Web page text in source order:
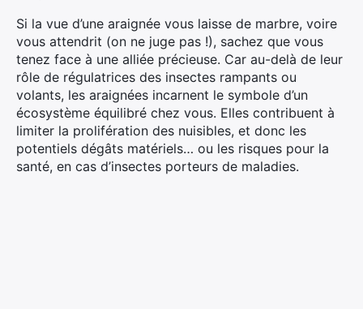
Si la vue d’une araignée vous laisse de marbre, voire
vous attendrit (on ne juge pas !), sachez que vous
tenez face à une alliée précieuse. Car au-delà de leur
rôle de régulatrices des insectes rampants ou
volants, les araignées incarnent le symbole d’un
écosystème équilibré chez vous. Elles contribuent à
limiter la prolifération des nuisibles, et donc les
potentiels dégâts matériels… ou les risques pour la
santé, en cas d’insectes porteurs de maladies.